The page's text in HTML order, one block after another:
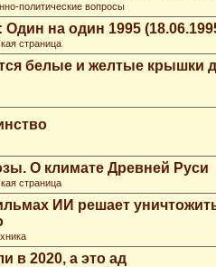
политические вопросы
Один на один 1995
страница
белые и желтые крышки
О климате Древней Руси
страница
ИИ решает
в 2020, а это ад